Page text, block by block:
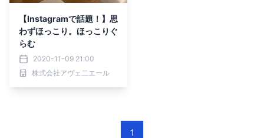
【Instagramで話題！】思
わずほっこり。ほっこりぐ
らむ
2020-11-09 21:00
株式会社アヴェ二エール
1